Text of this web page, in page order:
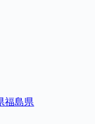
福島県